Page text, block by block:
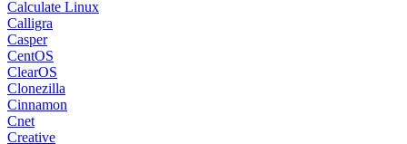
Creative Commons
CrunchBang
Çağatay ÇEBİ
Damn Small Linux
Debian GNU/Linux
Debian Security
Debian Wiki
Debian Türkiye Forum